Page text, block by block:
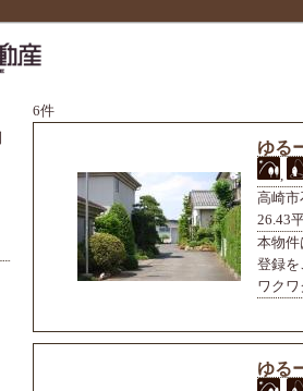
6件
ゆる
,
高崎市
26.43
本物件
登録を
ワクワ
ゆる